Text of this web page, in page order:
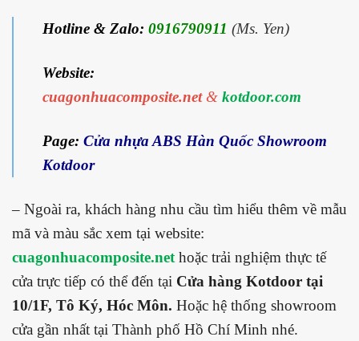
Hotline & Zalo: 0916790911 (Ms. Yen)
Website:
cuagonhuacomposite.net& kotdoor.com
Page: Cửa nhựa ABS Hàn Quốc Showroom
Kotdoor
– Ngoài ra, khách hàng nhu cầu tìm hiểu thêm về mẫu
mã và màu sắc xem tại website:
cuagonhuacomposite.net hoặc trải nghiệm thực tế
cửa trực tiếp có thể đến tại Cửa hàng Kotdoor tại
10/1F, Tô Ký, Hóc Môn. Hoặc hệ thống showroom
cửa gần nhất tại Thành phố Hồ Chí Minh nhé.